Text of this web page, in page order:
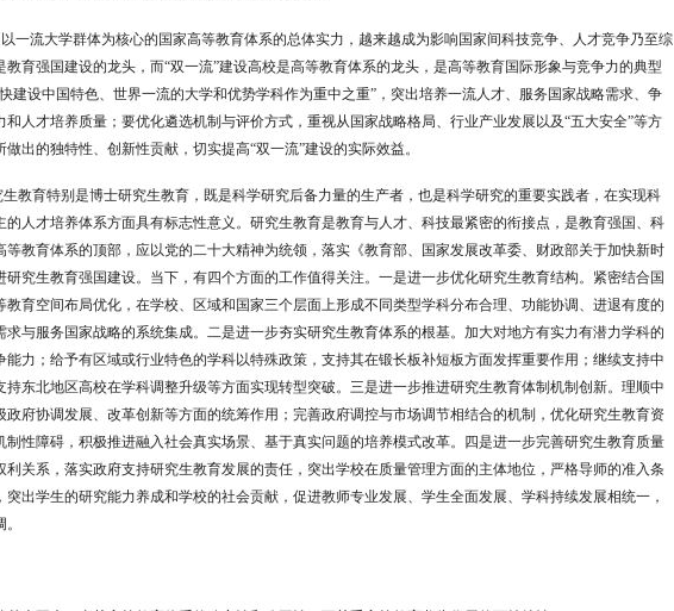
一流大学群体为核心的国家高等教育体系的总体实力，越来越成为影响国家间科技竞争、人才竞争乃至综
教育强国建设的龙头，而“双一流”建设高校是高等教育体系的龙头，是高等教育国际形象与竞争力的典型
建设中国特色、世界一流的大学和优势学科作为重中之重” ，突出培养一流人才、服务国家战略需求、争
人才培养质量；要优化遴选机制与评价方式，重视从国家战略格局、行业产业发展以及“五大安全”等方
出的独特性、创新性贡献，切实提高“双一流”建设的实际效益。
教育特别是博士研究生教育，既是科学研究后备力量的生产者，也是科学研究的重要实践者，在实现科
人才培养体系方面具有标志性意义。研究生教育是教育与人才、科技最紧密的衔接点，是教育强国、科
教育体系的顶部，应以党的二十大精神为统领，落实《教育部、国家发展改革委、财政部关于加快新时
究生教育强国建设。当下，有四个方面的工作值得关注。一是进一步优化研究生教育结构。紧密结合国
育空间布局优化，在学校、区域和国家三个层面上形成不同类型学科分布合理、功能协调、进退有度的
与服务国家战略的系统集成。二是进一步夯实研究生教育体系的根基。加大对地方有实力有潜力学科的
力；给予有区域或行业特色的学科以特殊政策，支持其在锻长板补短板方面发挥重要作用；继续支持中
东北地区高校在学科调整升级等方面实现转型突破。三是进一步推进研究生教育体制机制创新。理顺中
府协调发展、改革创新等方面的统筹作用；完善政府调控与市场调节相结合的机制，优化研究生教育资
性障碍，积极推进融入社会真实场景、基于真实问题的培养模式改革。四是进一步完善研究生教育质量
关系，落实政府支持研究生教育发展的责任，突出学校在质量管理方面的主体地位，严格导师的准入条
出学生的研究能力养成和学校的社会贡献，促进教师专业发展、学生全面发展、学科持续发展相统一，